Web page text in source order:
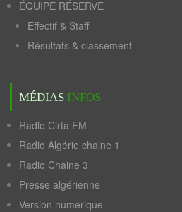
ÉQUIPE RÉSERVE
Effectif & Staff
Résultats & classement
MÉDIAS INFOS
Radio Cirta FM
Radio Algérie chaine 1
Radio Chaine 3
Presse algérienne
Version numérique